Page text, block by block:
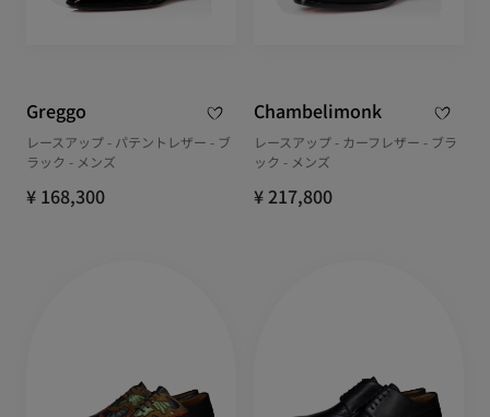
Greggo
レースアップ - パテントレザー - ブ
ラック - メンズ
¥ 168,300
Chambelimonk
レースアップ - カーフレザー - ブラ
ック - メンズ
¥ 217,800